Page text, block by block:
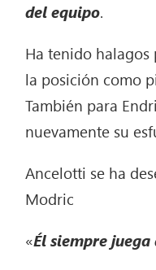
del equipo.
Ha tenido halagos
la posición como
También para
nuevamente su
Ancelotti se ha
Modric
«Él siempre